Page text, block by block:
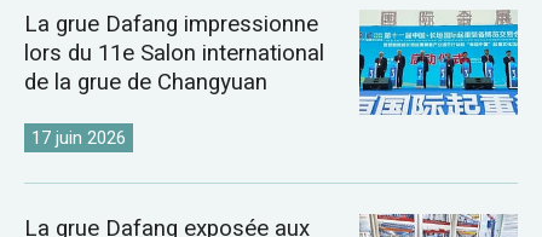
La grue Dafang impressionne
lors du 11e Salon international
de la grue de Changyuan
17 juin 2026
La grue Dafang exposée aux